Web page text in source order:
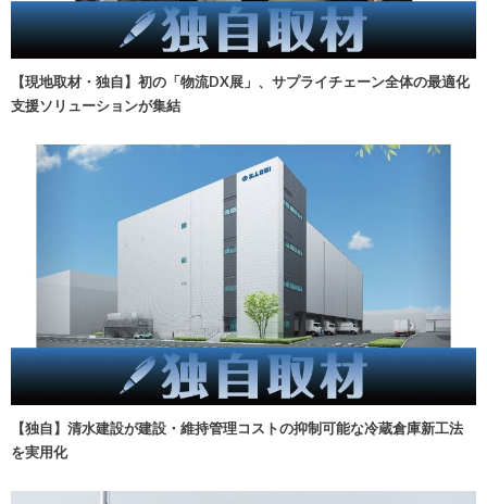
【現地取材・独自】初の「物流DX展」、サプライチェーン全体の最適化
支援ソリューションが集結
【独自】清水建設が建設・維持管理コストの抑制可能な冷蔵倉庫新工法
を実用化